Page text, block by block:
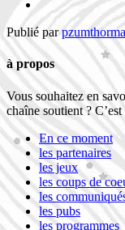
Publié par
à propos
Vous souhaitez en
chaîne soutient ?
En ce moment
les partenaires
les jeux
les coups de
les
les pubs
les programmes